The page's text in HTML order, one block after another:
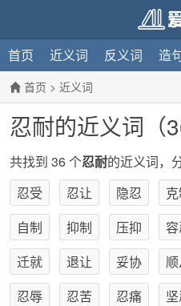
首页 近义词 反义词 造
首页 > 近义词
忍耐的近义词（
共找到 36 个忍耐的近义词，
忍受
忍让 隐忍
自制
抑制 压抑
迁就
退让 妥协
忍辱
忍苦 忍痛